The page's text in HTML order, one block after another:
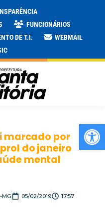
FUNCIONÁRIOS
DE T.I.
WEBMAIL
marcado por
do janeiro
mental
05/02/2019 17:57